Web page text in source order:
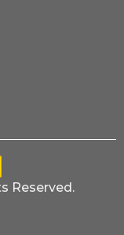
Reserved.